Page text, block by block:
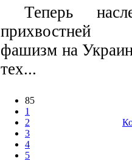
Теперь
прихвостней
фашизм на
тех...
85
1
2
3
4
5